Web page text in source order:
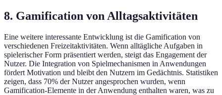
8. Gamification von Alltagsaktivitäten
Eine weitere interessante Entwicklung ist die Gamification von
verschiedenen Freizeitaktivitäten. Wenn alltägliche Aufgaben in
spielerischer Form präsentiert werden, steigt das Engagement der
Nutzer. Die Integration von Spielmechanismen in Anwendungen
fördert Motivation und bleibt den Nutzern im Gedächtnis. Statistiken
zeigen, dass 70% der Nutzer angesprochen wurden, wenn
Gamification-Elemente in der Anwendung enthalten waren, was zu